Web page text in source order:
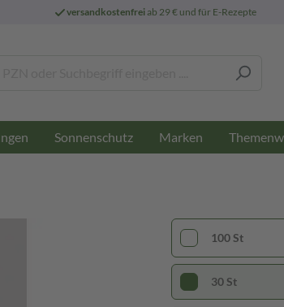
versandkostenfreiab 29 € und für E-Rezepte
Sonnenschutz Marken
100 St
30 St